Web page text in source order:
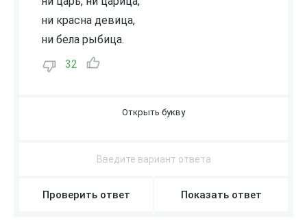
ни красна девица,
ни бела рыбица.
32
Проверить ответ Показать ответ